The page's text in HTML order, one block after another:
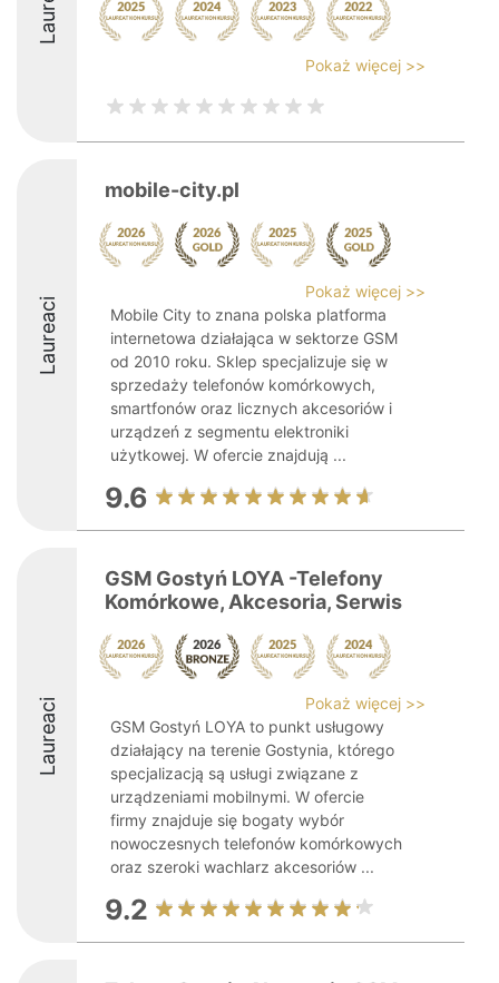
Pokaż więcej >>
Laureaci
mobile-city.pl
Pokaż więcej >>
Mobile City to znana polska platforma
internetowa działająca w sektorze GSM
od 2010 roku. Sklep specjalizuje się w
sprzedaży telefonów komórkowych,
smartfonów oraz licznych akcesoriów i
urządzeń z segmentu elektroniki
użytkowej. W ofercie znajdują ...
9.6
Laureaci
GSM Gostyń LOYA -Telefony
Komórkowe, Akcesoria, Serwis
Pokaż więcej >>
GSM Gostyń LOYA to punkt usługowy
działający na terenie Gostynia, którego
specjalizacją są usługi związane z
urządzeniami mobilnymi. W ofercie
firmy znajduje się bogaty wybór
nowoczesnych telefonów komórkowych
oraz szeroki wachlarz akcesoriów ...
9.2